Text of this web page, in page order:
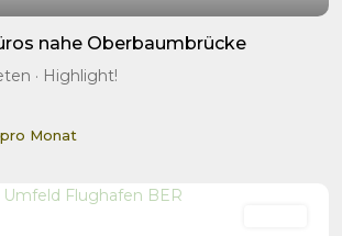
nahe Oberbaumbrücke
· Highlight!
pro Monat